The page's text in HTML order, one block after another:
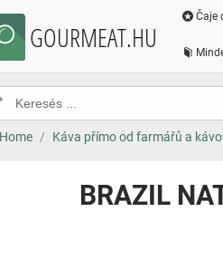
GOURMEAT.HU
Čaje
Home Káva přímo od farmářů a
BRAZIL